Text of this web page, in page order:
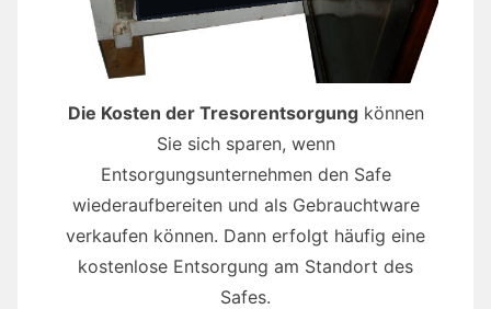
Die Kosten der Tresorentsorgungkönnen
Sie sich sparen, wenn
Entsorgungsunternehmen den Safe
wiederaufbereiten und als Gebrauchtware
verkaufen können. Dann erfolgt häufig eine
kostenlose Entsorgung am Standort des
Safes.